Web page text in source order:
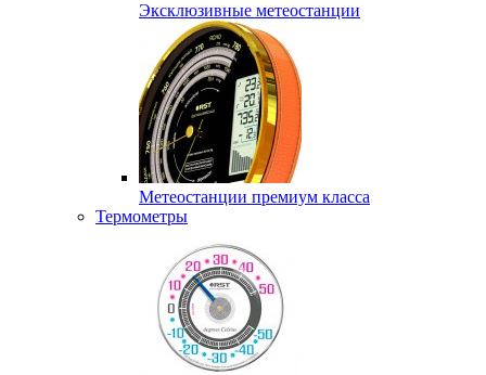
Эксклюзивные метеостанции
Метеостанции премиум класса
Термометры